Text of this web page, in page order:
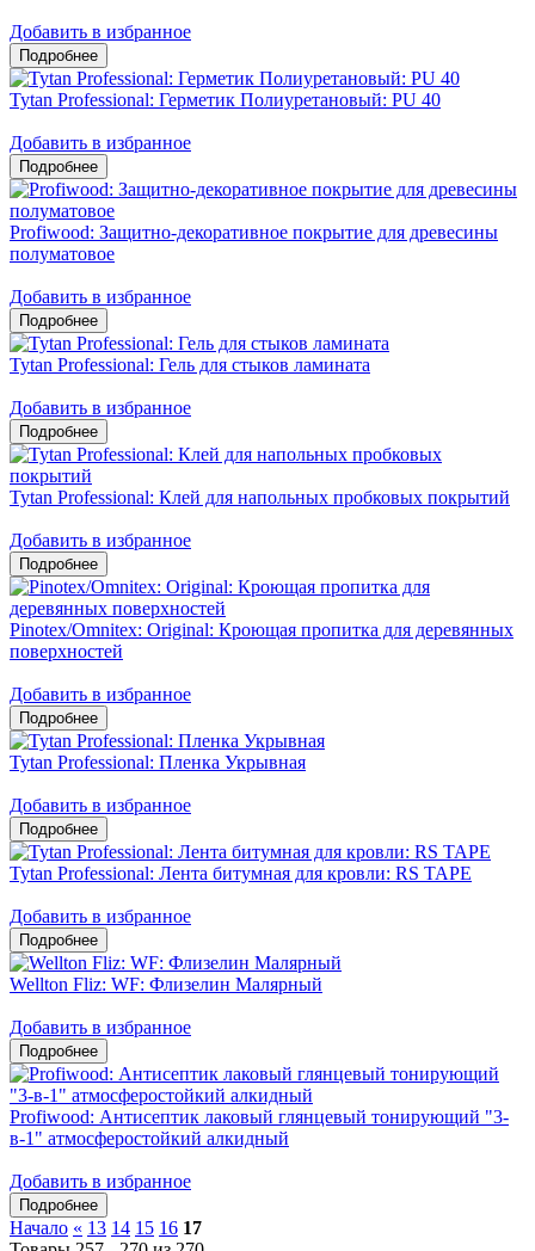
Добавить в избранное
Tytan Professional: Герметик Полиуретановый: PU 40
Добавить в избранное
Profiwood: Защитно-декоративное покрытие для древесины
полуматовое
Добавить в избранное
Tytan Professional: Гель для стыков ламината
Добавить в избранное
Tytan Professional: Клей для напольных пробковых покрытий
Добавить в избранное
Pinotex/Omnitex: Original: Кроющая пропитка для деревянных
поверхностей
Добавить в избранное
Tytan Professional: Пленка Укрывная
Добавить в избранное
Tytan Professional: Лента битумная для кровли: RS TAPE
Добавить в избранное
Wellton Fliz: WF: Флизелин Малярный
Добавить в избранное
Profiwood: Антисептик лаковый глянцевый тонирующий "3-
в-1" атмосферостойкий алкидный
Добавить в избранное
Начало « 13 14 15 16 17